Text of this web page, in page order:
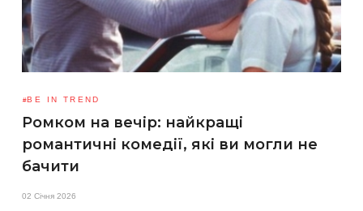
BE IN TREND
Ромком на вечір: найкращі
романтичні комедії, які ви могли не
бачити
02 Січня 2026